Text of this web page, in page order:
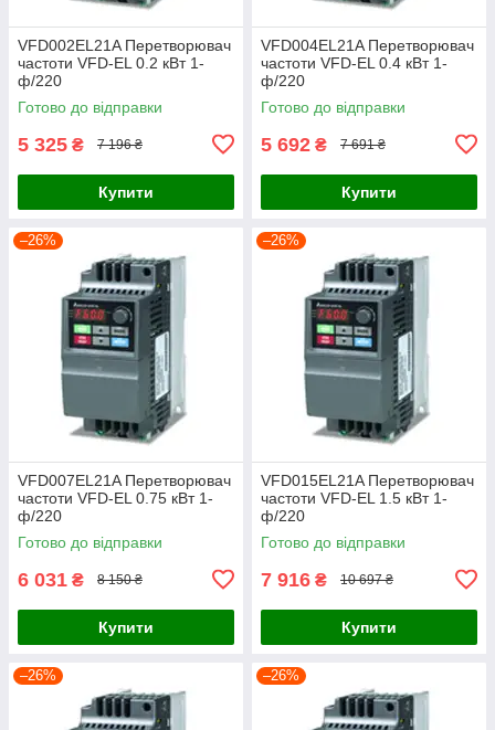
VFD002EL21A Перетворювач
частоти VFD-EL 0.2 кВт 1-
ф/220
Готово до відправки
5 325 ₴ 7 196 ₴
Купити
VFD004EL21A Перетворювач
частоти VFD-EL 0.4 кВт 1-
ф/220
Готово до відправки
5 692 ₴ 7 691 ₴
Купити
–26%
VFD007EL21A Перетворювач
частоти VFD-EL 0.75 кВт 1-
ф/220
Готово до відправки
6 031 ₴ 8 150 ₴
Купити
–26%
VFD015EL21A Перетворювач
частоти VFD-EL 1.5 кВт 1-
ф/220
Готово до відправки
7 916 ₴ 10 697 ₴
Купити
–26% –26%